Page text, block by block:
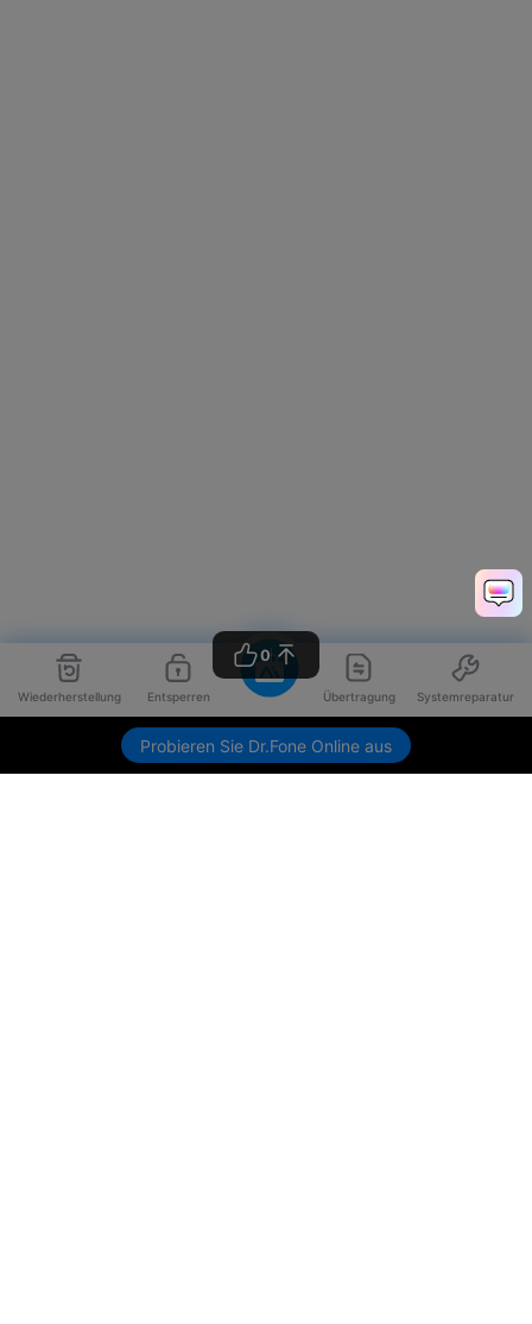
Wiederherstellung Entsperren Übertragung Systemreparatur
Probieren Sie Dr.Fone Online aus
0